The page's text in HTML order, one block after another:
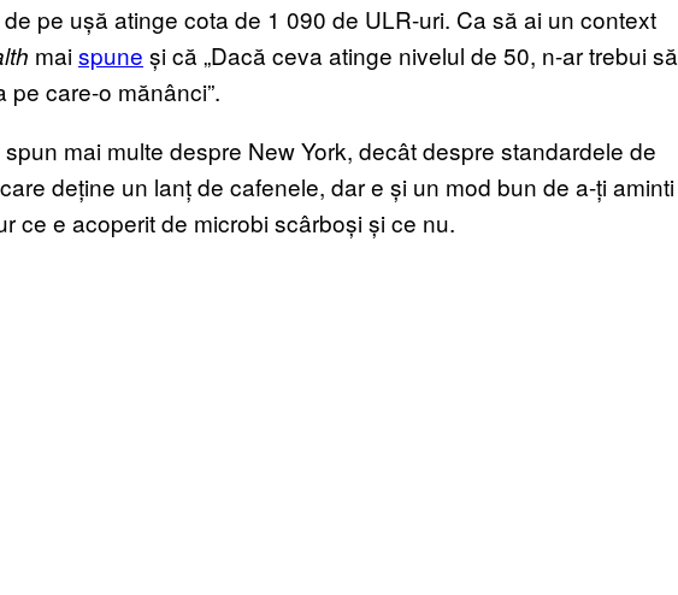
pe ușă atinge cota de 1 090 de ULR-uri. Ca să ai un context
maispune și că „Dacă ceva atinge nivelul de 50, n-ar trebui să
care-o mănânci”.
mai multe despre New York, decât despre standardele de
deține un lanț de cafenele, dar e și un mod bun de a-ți aminti
ce e acoperit de microbi scârboși și ce nu.